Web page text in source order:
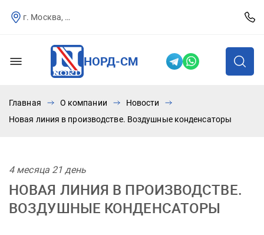
г. Москва, Севастопольский пр-т, д.25
НОРД-СМ
Главная О компании
Новости
Новая линия в производстве. Воздушные конденсаторы
4 месяца 21 день
НОВАЯ ЛИНИЯ В ПРОИЗВОДСТВЕ.
ВОЗДУШНЫЕ КОНДЕНСАТОРЫ